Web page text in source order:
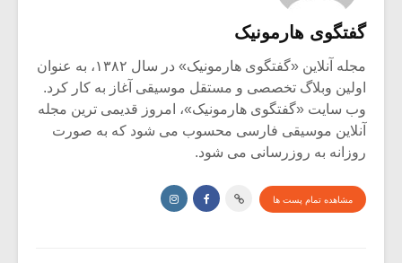
گفتگوی هارمونیک
مجله آنلاین «گفتگوی هارمونیک» در سال ۱۳۸۲، به عنوان
اولین وبلاگ تخصصی و مستقل موسیقی آغاز به کار کرد.
وب سایت «گفتگوی هارمونیک»، امروز قدیمی ترین مجله
آنلاین موسیقی فارسی محسوب می شود که به صورت
روزانه به روزرسانی می شود.
مشاهده تمام پست ها